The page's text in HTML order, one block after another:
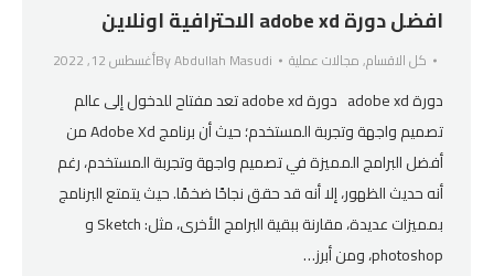
افضل دورة adobe xd الاحترافية اونلاين
كل الاقسام,مجالات عملية ByAbdullah Masudi أغسطس 12, 2022
دورة adobe xd دورة adobe xd تعد مفتاح للدخول إلى عالم
تصميم واجهة وتجربة المستخدم؛ حيث أن برنامج Adobe Xd من
أفضل البرامج المميزة في تصميم واجهة وتجربة المستخدم، رغم
أنه حديث الظهور، إلا أنه قد حقق نجاحًا ضخمًا. حيث يتمتع البرنامج
بمميزات عديدة، مقارنة ببقية البرامج الأخرى، مثل: Sketch و
photoshop، ومن أبرز…